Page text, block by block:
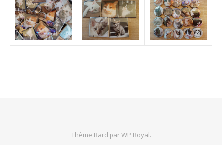
Thème Bard parWP Royal.